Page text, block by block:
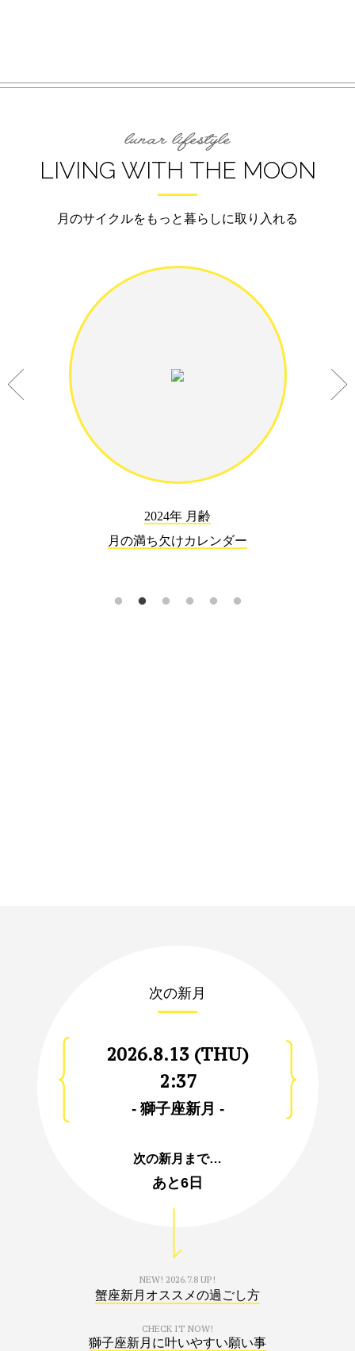
LIVING WITH THE MOON
月のサイクルをもっと暮らしに取り入れる
2024年 月齢
月の満ち欠けカレンダー
次の新月
2026.8.13 (THU)
2:37
- 獅子座新月 -
次の新月まで…
あと6日
NEW! 2026.7.8 UP!
蟹座新月オススメの過ごし方
CHECK IT NOW!
獅子座新月に叶いやすい願い事